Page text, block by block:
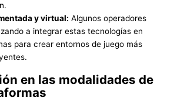
y virtual: Algunos operadores
a integrar estas tecnologías en
para crear entornos de juego más
en las modalidades de